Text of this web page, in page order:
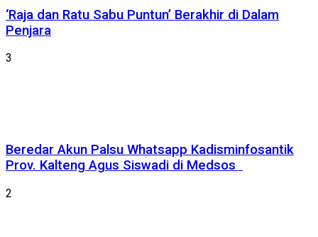
‘Raja dan Ratu Sabu Puntun’ Berakhir di Dalam
Penjara
3
Beredar Akun Palsu Whatsapp Kadisminfosantik
Prov. Kalteng Agus Siswadi di Medsos
2